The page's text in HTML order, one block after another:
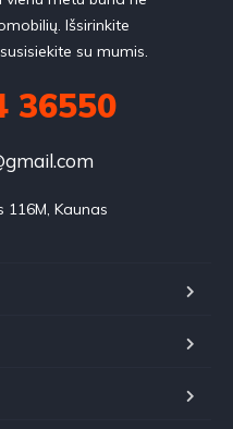
Išsirinkite
su mumis.
36550
Kaunas